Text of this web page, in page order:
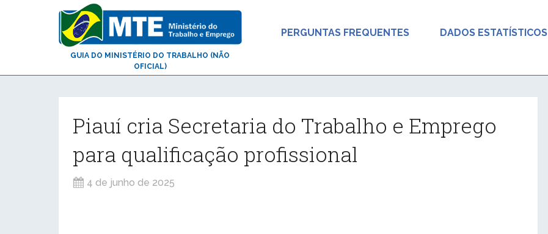
GUIA DO MINISTÉRIO DO TRABALHO (NÃO
OFICIAL)
PERGUNTAS FREQUENTES DADOS ESTATÍSTICOS
Piauí cria Secretaria do Trabalho e Emprego
para qualificação profissional
4 de junho de 2025